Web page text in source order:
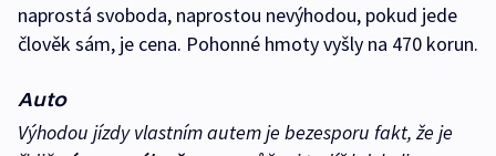
naprostá svoboda, naprostou nevýhodou, pokud jede
člověk sám, je cena. Pohonné hmoty vyšly na 470 korun.
Auto
Výhodou jízdy vlastním autem je bezesporu fakt, že je